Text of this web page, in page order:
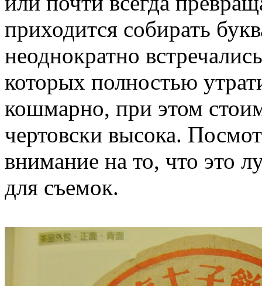
приходится собирать
неоднократно
которых полностью
кошмарно, при этом
чертовски высока.
внимание на то, что это
для съемок.